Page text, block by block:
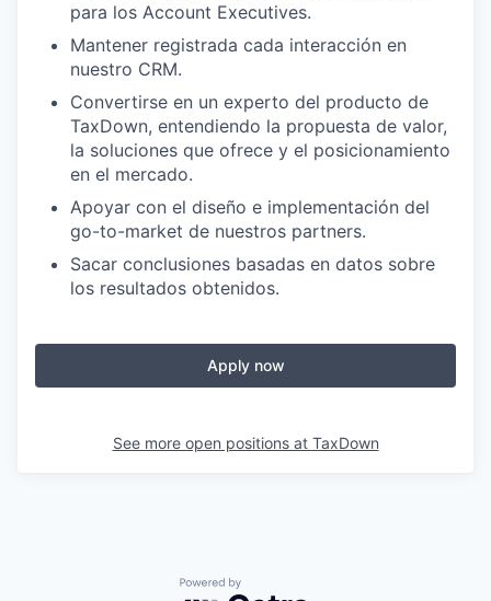
para los Account Executives.
Mantener registrada cada interacción en
nuestro CRM.
Convertirse en un experto del producto de
TaxDown, entendiendo la propuesta de valor,
la soluciones que ofrece y el posicionamiento
en el mercado.
Apoyar con el diseño e implementación del
go-to-market de nuestros partners.
Sacar conclusiones basadas en datos sobre
los resultados obtenidos.
Apply now
See more open positions at TaxDown
Powered by Getro.com